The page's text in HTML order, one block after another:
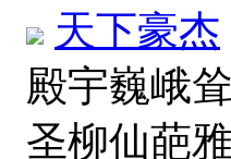
天下豪杰
殿宇巍峨
圣柳仙葩